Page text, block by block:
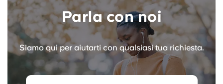
Parla con noi
Siamo qui per aiutarti con qualsiasi tua richiesta.